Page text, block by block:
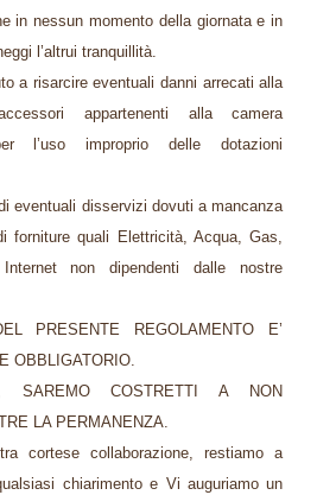
in nessun momento della giornata e in
l’altrui tranquillità.
a risarcire eventuali danni arrecati alla
appartenenti alla camera
l’uso improprio delle dotazioni
eventuali disservizi dovuti a mancanza
forniture quali Elettricità, Acqua, Gas,
non dipendenti dalle nostre
PRESENTE REGOLAMENTO E’
OBBLIGATORIO.
SAREMO COSTRETTI A NON
LA PERMANENZA.
cortese collaborazione, restiamo a
chiarimento e Vi auguriamo un